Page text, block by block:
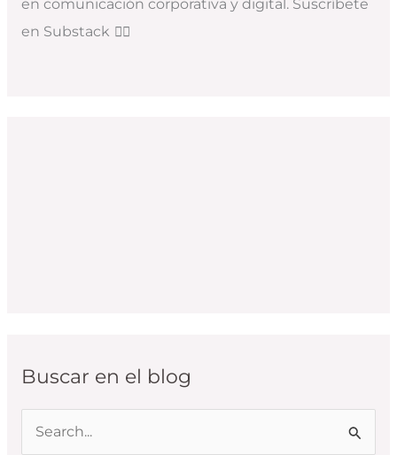
en comunicación corporativa y digital. Suscríbete
en Substack 👇🏻
Buscar en el blog